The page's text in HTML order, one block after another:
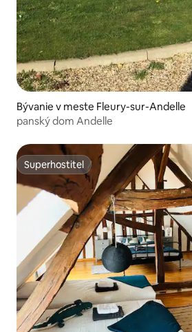
Bývanie v meste Fleury-sur-Andelle
panský dom Andelle
Superhostiteľ
Superhostiteľ